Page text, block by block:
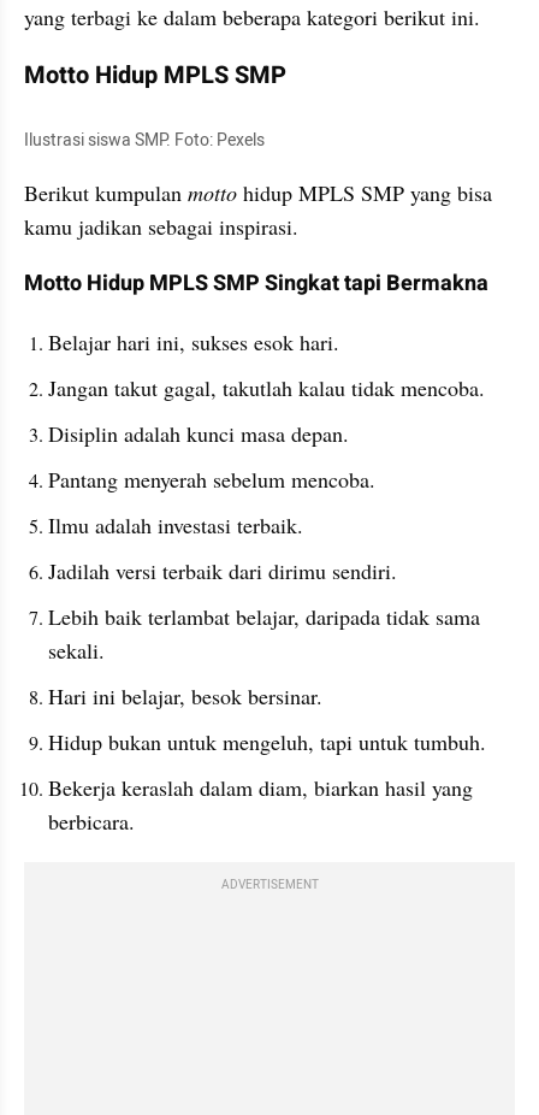
yang terbagi ke dalam beberapa kategori berikut ini.
Motto Hidup MPLS SMP
Ilustrasi siswa SMP. Foto: Pexels
Berikut kumpulan motto hidup MPLS SMP yang bisa
kamu jadikan sebagai inspirasi.
Motto Hidup MPLS SMP Singkat tapi Bermakna
Belajar hari ini, sukses esok hari.
Jangan takut gagal, takutlah kalau tidak mencoba.
Disiplin adalah kunci masa depan.
Pantang menyerah sebelum mencoba.
Ilmu adalah investasi terbaik.
Jadilah versi terbaik dari dirimu sendiri.
Lebih baik terlambat belajar, daripada tidak sama
sekali.
Hari ini belajar, besok bersinar.
Hidup bukan untuk mengeluh, tapi untuk tumbuh.
Bekerja keraslah dalam diam, biarkan hasil yang
berbicara.
ADVERTISEMENT